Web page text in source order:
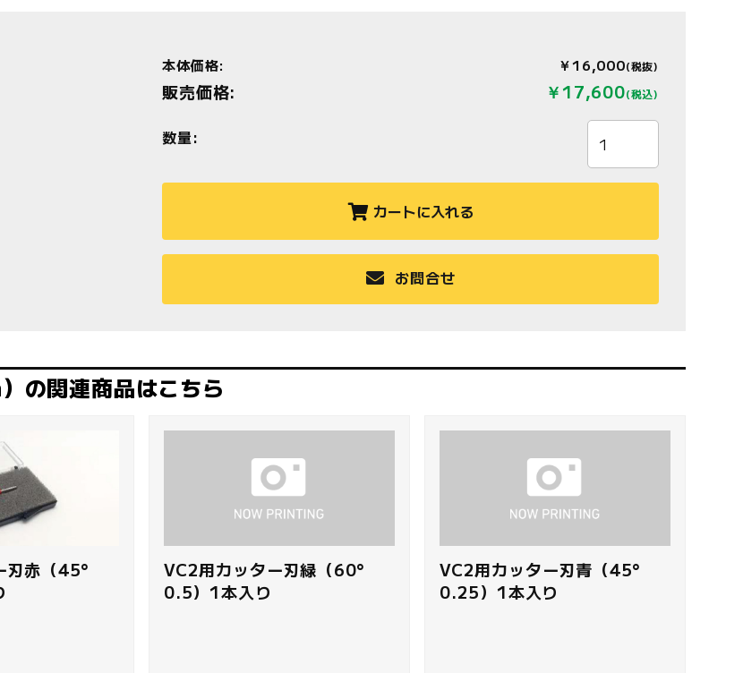
本体価格: ￥16,000(税抜)
販売価格: ￥17,600(税込)
数量:
カートに入れる
お問合せ
の関連商品はこちら
刃赤（45°
VC2用カッター刃緑（60°
0.5）1本入り
VC2用カッター刃青（45°
0.25）1本入り